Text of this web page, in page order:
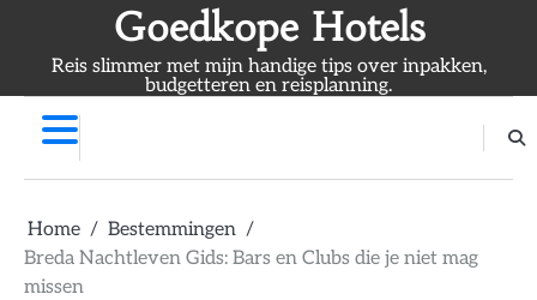
content
Goedkope Hotels
Reis slimmer met mijn handige tips over inpakken,
budgetteren en reisplanning.
Home
Bestemmingen
Breda Nachtleven Gids: Bars en Clubs die je niet mag
missen